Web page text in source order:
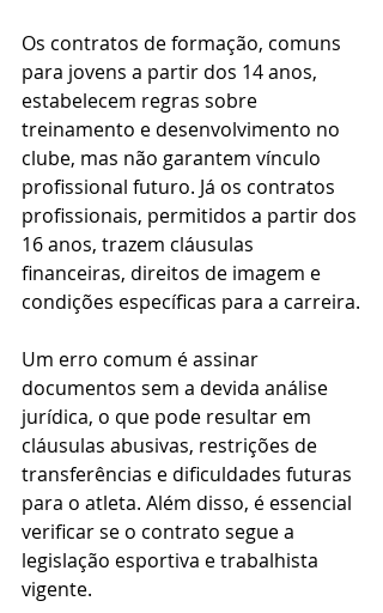
Os contratos de formação, comuns
para jovens a partir dos 14 anos,
estabelecem regras sobre
treinamento e desenvolvimento no
clube, mas não garantem vínculo
profissional futuro. Já os contratos
profissionais, permitidos a partir dos
16 anos, trazem cláusulas
financeiras, direitos de imagem e
condições específicas para a carreira.
Um erro comum é assinar
documentos sem a devida análise
jurídica, o que pode resultar em
cláusulas abusivas, restrições de
transferências e dificuldades futuras
para o atleta. Além disso, é essencial
verificar se o contrato segue a
legislação esportiva e trabalhista
vigente.